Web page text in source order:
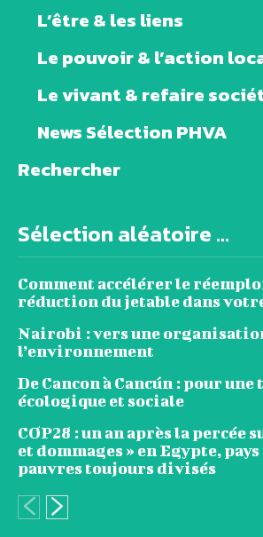
L’être & les liens
Le pouvoir & l’action
Le vivant & refaire
News Sélection PHVA
Rechercher
Sélection aléatoire ...
Comment accélérer le
réduction du jetable dans
Nairobi : vers une
l’environnement
De Cancon à Cancún : pour
écologique et sociale
COP28 : un an après la percée
et dommages » en Egypte,
pauvres toujours divisés